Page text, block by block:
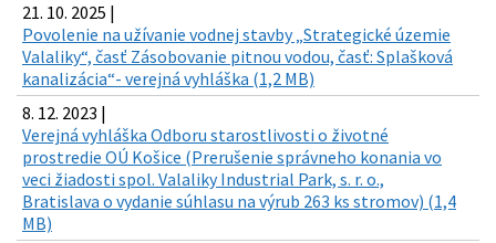
21. 10. 2025 |
Povolenie na užívanie vodnej stavby „Strategické územie
Valaliky“, časť Zásobovanie pitnou vodou, časť: Splašková
kanalizácia“- verejná vyhláška (1,2 MB)
8. 12. 2023 |
Verejná vyhláška Odboru starostlivosti o životné
prostredie OÚ Košice (Prerušenie správneho konania vo
veci žiadosti spol. Valaliky Industrial Park, s. r. o.,
Bratislava o vydanie súhlasu na výrub 263 ks stromov) (1,4
MB)